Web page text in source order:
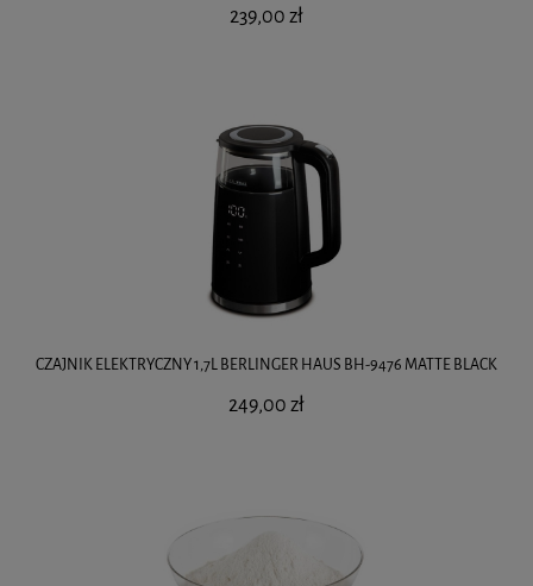
239,00 zł
CZAJNIK ELEKTRYCZNY 1,7L BERLINGER HAUS BH-9476 MATTE BLACK
249,00 zł